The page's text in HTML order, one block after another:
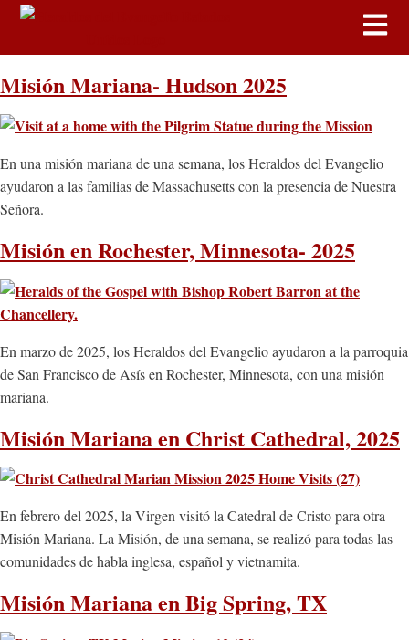
Misión Mariana- Hudson 2025
En una misión mariana de una semana, los Heraldos del Evangelio
ayudaron a las familias de Massachusetts con la presencia de Nuestra
Señora.
Misión en Rochester, Minnesota- 2025
En marzo de 2025, los Heraldos del Evangelio ayudaron a la parroquia
de San Francisco de Asís en Rochester, Minnesota, con una misión
mariana.
Misión Mariana en Christ Cathedral, 2025
En febrero del 2025, la Virgen visitó la Catedral de Cristo para otra
Misión Mariana. La Misión, de una semana, se realizó para todas las
comunidades de habla inglesa, español y vietnamita.
Misión Mariana en Big Spring, TX